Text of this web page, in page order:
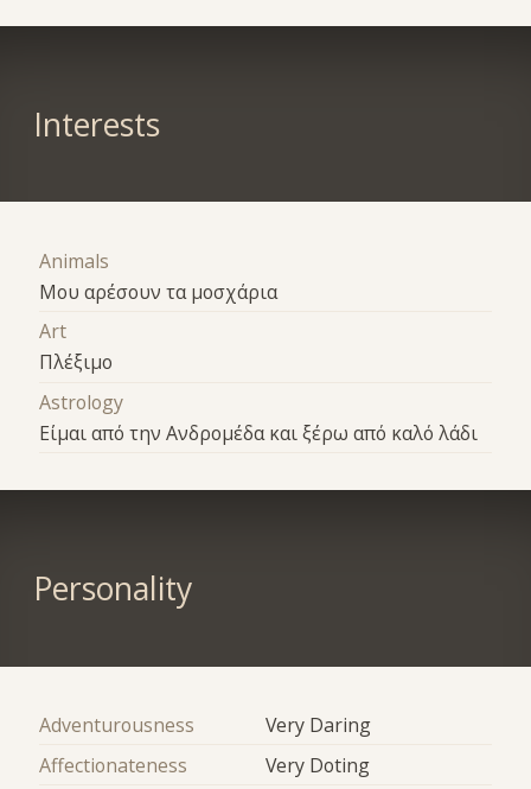
Interests
Animals
Μου αρέσουν τα μοσχάρια
Art
Πλέξιμο
Astrology
Είμαι από την Ανδρομέδα και ξέρω από καλό λάδι
Personality
Adventurousness
Very Daring
Affectionateness
Very Doting